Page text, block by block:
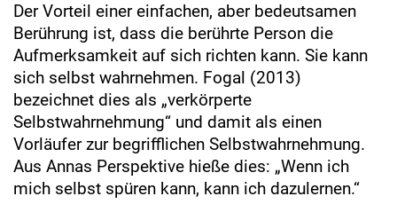
Der Vorteil einer einfachen, aber bedeutsamen
Berührung ist, dass die berührte Person die
Aufmerksamkeit auf sich richten kann. Sie kann
sich selbst wahrnehmen. Fogal (2013)
bezeichnet dies als „verkörperte
Selbstwahrnehmung“ und damit als einen
Vorläufer zur begrifflichen Selbstwahrnehmung.
Aus Annas Perspektive hieße dies: „Wenn ich
mich selbst spüren kann, kann ich dazulernen.“